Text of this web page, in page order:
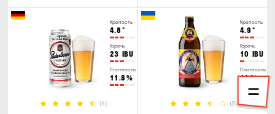
Крепость
4.8 °
Горечь
23 IBU
Плотность
11.8 %
(1)
Крепость
4.9 °
Горечь
10 IBU
Плотность
11%
(3)